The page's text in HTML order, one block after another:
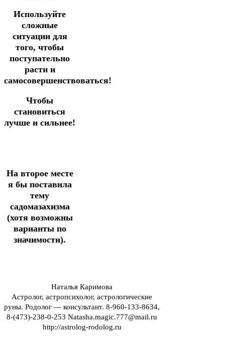
Используйте
сложные
ситуации для
того, чтобы
поступательно
расти и
самосовершенствоваться!
Чтобы
становиться
лучше и сильнее!
На второе месте
я бы поставила
тему
садомазахизма
(хотя возможны
варианты по
значимости).
Наталья Каримова
Астролог, астропсихолог, астрологические
руны. Родолог — консультант. 8-960-133-8634,
8-(473)-238-0-253 Natasha.magic.777@mail.ru
http://astrolog-rodolog.ru